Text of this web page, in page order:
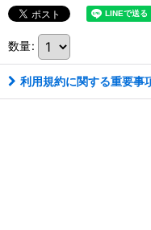
数量:
利用規約に関する重要事